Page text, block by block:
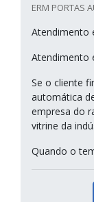
ERM PORTAS
Atendimento
Atendimento
Se o cliente
automática
empresa do
vitrine da
Quando o